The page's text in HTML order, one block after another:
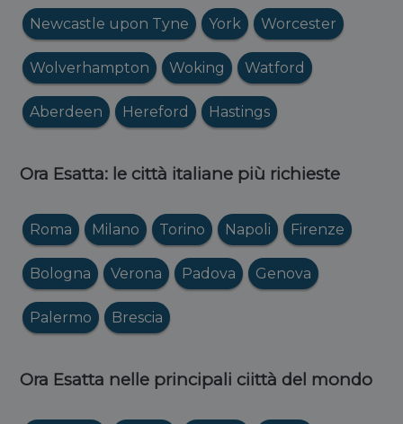
Newcastle upon Tyne York Worcester
Wolverhampton Woking Watford
Aberdeen Hereford Hastings
Ora Esatta: le città italiane più richieste
Roma Milano Torino Napoli Firenze
Bologna Verona Padova Genova
Palermo Brescia
Ora Esatta nelle principali ciittà del mondo